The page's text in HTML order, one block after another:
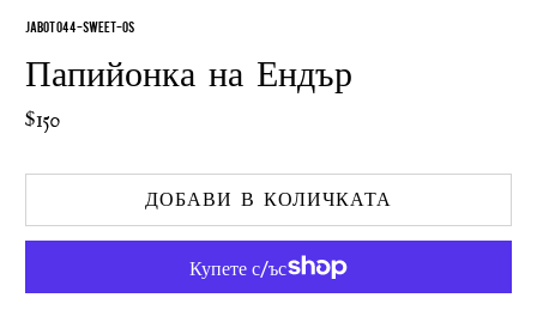
JABOT 044-SWEET-OS
Папийонка на Ендър
$150
ДОБАВИ В КОЛИЧКАТА